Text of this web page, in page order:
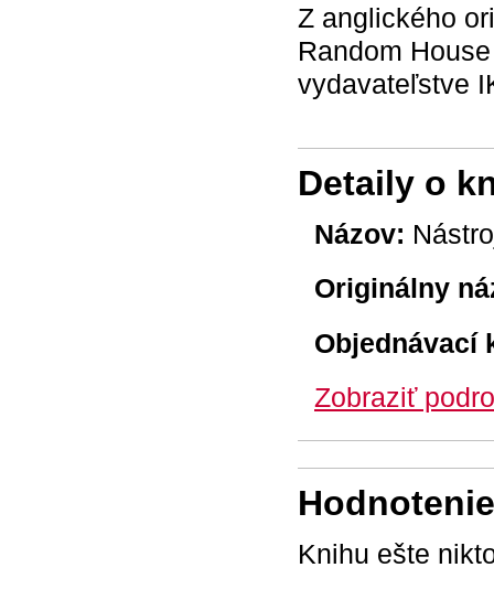
Z anglického
Random
vydavateľstve
Detaily o
Názov:
Originálny
Objednávací
Zobraziť
Knihu ešte